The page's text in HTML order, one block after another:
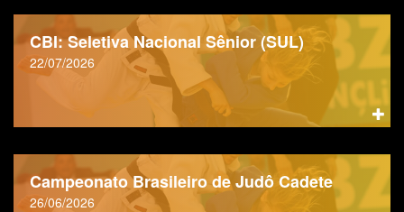
CBI: Seletiva Nacional Sênior (SUL)
22/07/2026
Campeonato Brasileiro de Judô Cadete
26/06/2026